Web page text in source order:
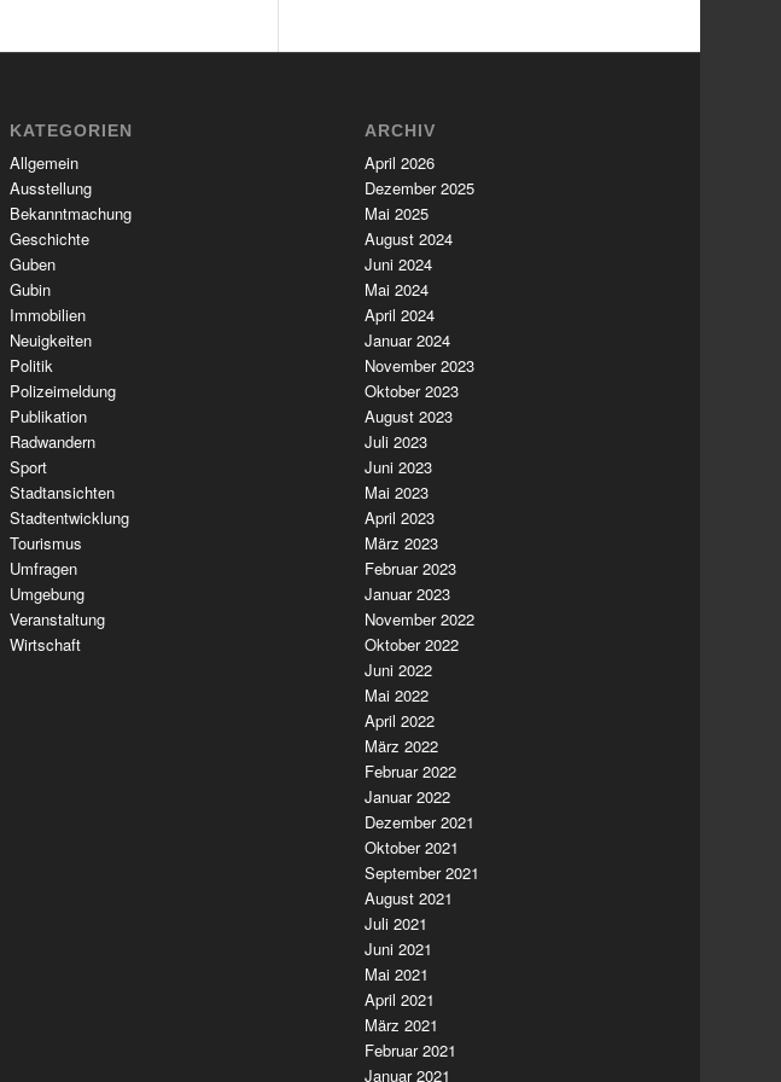
KATEGORIEN
Allgemein
Ausstellung
Bekanntmachung
Geschichte
Guben
Gubin
Immobilien
Neuigkeiten
Politik
Polizeimeldung
Publikation
Radwandern
Sport
Stadtansichten
Stadtentwicklung
Tourismus
Umfragen
Umgebung
Veranstaltung
Wirtschaft
ARCHIV
April 2026
Dezember 2025
Mai 2025
August 2024
Juni 2024
Mai 2024
April 2024
Januar 2024
November 2023
Oktober 2023
August 2023
Juli 2023
Juni 2023
Mai 2023
April 2023
März 2023
Februar 2023
Januar 2023
November 2022
Oktober 2022
Juni 2022
Mai 2022
April 2022
März 2022
Februar 2022
Januar 2022
Dezember 2021
Oktober 2021
September 2021
August 2021
Juli 2021
Juni 2021
Mai 2021
April 2021
März 2021
Februar 2021
Januar 2021